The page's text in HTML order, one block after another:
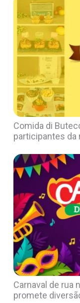
Comida di
participantes da
Carnaval de rua
promete